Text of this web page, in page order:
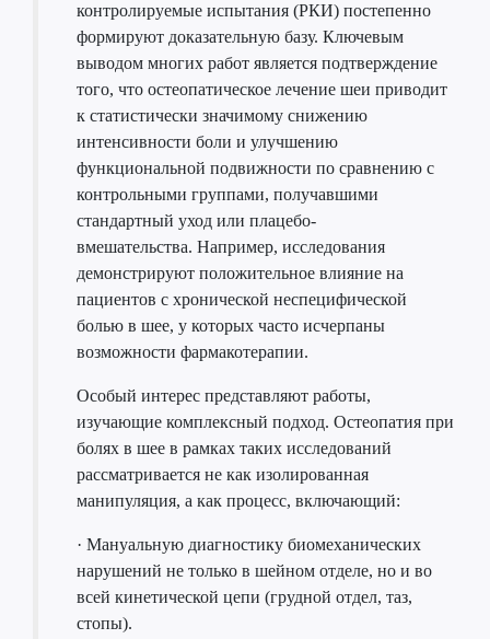
контролируемые испытания (РКИ) постепенно
формируют доказательную базу. Ключевым
выводом многих работ является подтверждение
того, что остеопатическое лечение шеи приводит
к статистически значимому снижению
интенсивности боли и улучшению
функциональной подвижности по сравнению с
контрольными группами, получавшими
стандартный уход или плацебо-
вмешательства. Например, исследования
демонстрируют положительное влияние на
пациентов с хронической неспецифической
болью в шее, у которых часто исчерпаны
возможности фармакотерапии.
Особый интерес представляют работы,
изучающие комплексный подход. Остеопатия при
болях в шее в рамках таких исследований
рассматривается не как изолированная
манипуляция, а как процесс, включающий:
· Мануальную диагностику биомеханических
нарушений не только в шейном отделе, но и во
всей кинетической цепи (грудной отдел, таз,
стопы).